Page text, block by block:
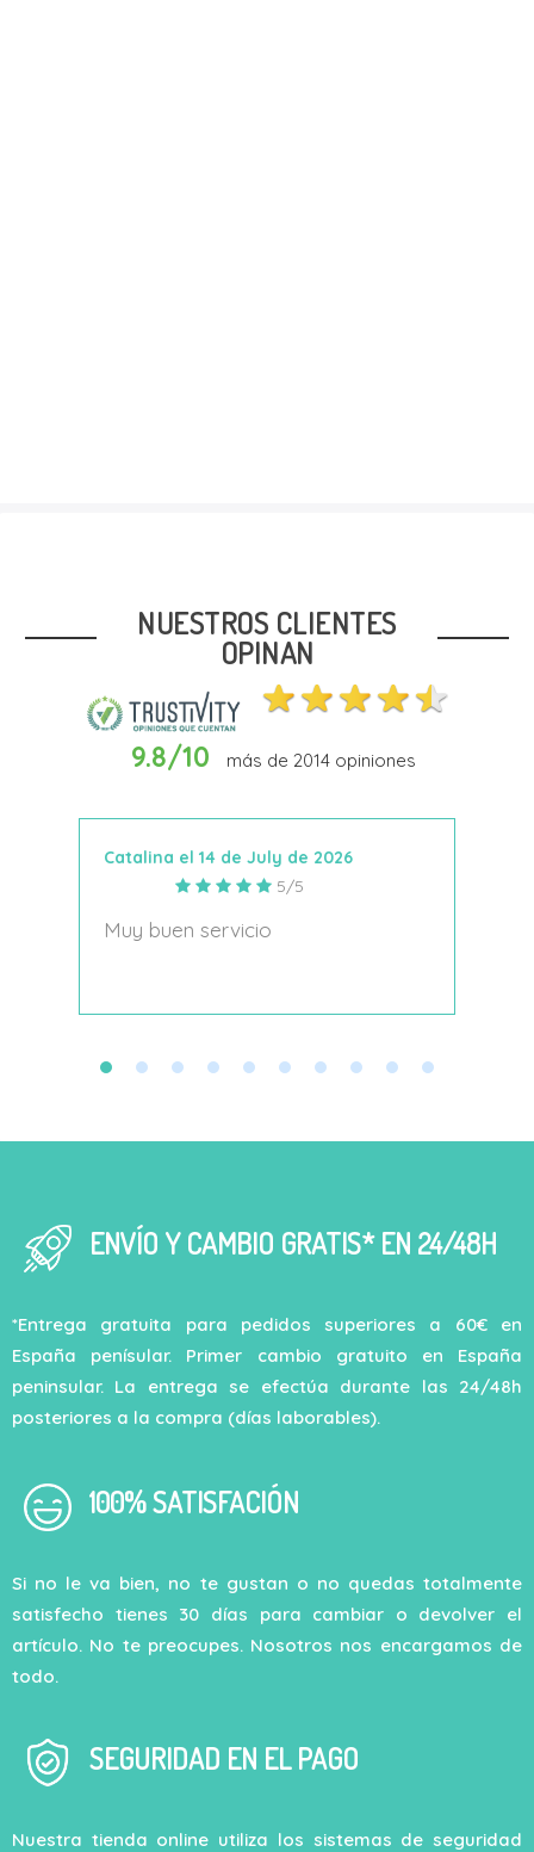
NUESTROS CLIENTES
OPINAN
9.8/10 más de 2014opiniones
Catalina el 14 de July de 2026
5/5
Muy buen servicio
ENVÍO Y CAMBIO GRATIS* EN 24/48H
*Entrega gratuita para pedidos superiores a 60€ en
España penísular. Primer cambio gratuito en España
peninsular. La entrega se efectúa durante las 24/48h
posteriores a la compra (días laborables).
100% SATISFACIÓN
Si no le va bien, no te gustan o no quedas totalmente
satisfecho tienes 30 días para cambiar o devolver el
artículo. No te preocupes. Nosotros nos encargamos de
todo.
SEGURIDAD EN EL PAGO
Nuestra tienda online utiliza los sistemas de seguridad